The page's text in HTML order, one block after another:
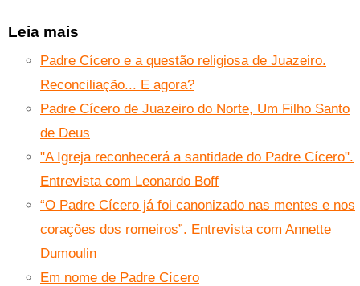
Leia mais
Padre Cícero e a questão religiosa de Juazeiro.
Reconciliação... E agora?
Padre Cícero de Juazeiro do Norte, Um Filho Santo
de Deus
"A Igreja reconhecerá a santidade do Padre Cícero".
Entrevista com Leonardo Boff
“O Padre Cícero já foi canonizado nas mentes e nos
corações dos romeiros”. Entrevista com Annette
Dumoulin
Em nome de Padre Cícero